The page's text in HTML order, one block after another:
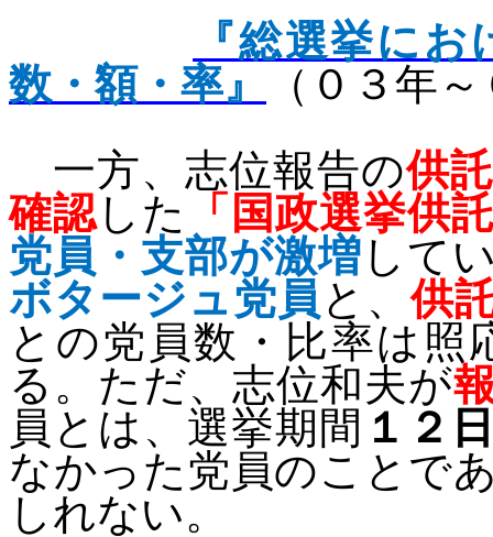
『総選挙に
数・額・率』
（０３年
一方、志位報告の供
確認した
「国政選挙供
党員・支部が激増 して
ボタージュ党員 と、供
との党員数・比率は照
る。ただ、志位和夫が
員とは、選挙期間 １２
なかった党員のことで
しれない。